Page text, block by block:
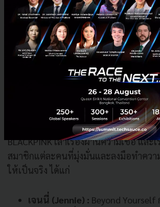
แค่เชื่อก็เป็นได้(KBank Empowers
พร้อมสนับสนุนทุกคว
ของนิวเจน เปิดตัวแผนการสื่อสารการตลา
สื่อออนไลน์ทุกแพลทฟอร์มและสื่อออฟไ
โฆษณาโดยกลุ่มศิลปินทรงพลั
BLACKPINKเล่าเรื่องผ่านความเชื่อ และ
สมาชิกแต่ละคนที่มุ่งมั่นและลงมือทำควา
ให้เป็นจริง ได้แก่
เจนนี่ ( Jennie) : Beyond Yourself